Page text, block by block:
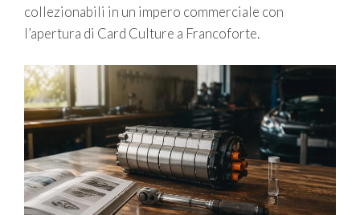
collezionabili in un impero commerciale con
l’apertura di Card Culture a Francoforte.